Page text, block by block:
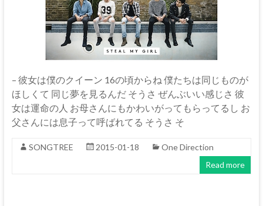
– 彼女は僕のクイーン 16の頃からね 僕たちは同じものが
ほしくて 同じ夢を見るんだ そうさ ぜんぶいい感じさ 彼
女は運命の人 お母さんにもかわいがってもらってるし お
父さんには息子って呼ばれてる そうさ そ
SONGTREE 2015-01-18
One Direction
Read more